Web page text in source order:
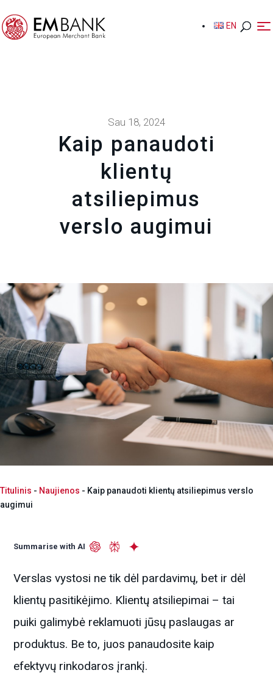
EN
EN
Sau 18, 2024
Kaip panaudoti
klientų
atsiliepimus
verslo augimui
Titulinis - Naujienos - Kaip panaudoti klientų atsiliepimus verslo
augimui
Summarise with AI
Verslas vystosi ne tik dėl pardavimų, bet ir dėl
klientų pasitikėjimo. Klientų atsiliepimai – tai
puiki galimybė reklamuoti jūsų paslaugas ar
produktus. Be to, juos panaudosite kaip
efektyvų rinkodaros įrankį.